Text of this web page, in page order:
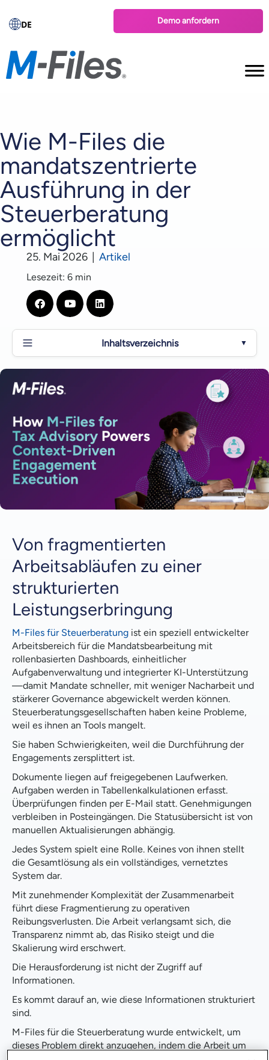
DE Demo anfordern
Wie M-Files die
mandatszentrierte
Ausführung in der
Steuerberatung
ermöglicht
25. Mai 2026 Artikel
Lesezeit: 6 min
Inhaltsverzeichnis ▼
Von fragmentierten Arbeitsabläufen zu einer
strukturierten Leistungserbringung
Ausführung von Engagements
Das Engagement als führendes System
Durch Arbeitselemente erhält die Ausführung
Struktur.
Rollenbasierte Erfahrungen, die die Arbeitsweise
Governance ohne Belastung
KI, die im Kontext der Interaktion arbeitet
Entwickelt zur Optimierung bestehender Systeme
Was sich in der Praxis ändert
Warum das jetzt wichtig ist
Die Quintessenz
Bereit, die Umsetzung von Engagements an einem
Ort zu sehen?
Von fragmentierten
Arbeitsabläufen zu einer
strukturierten
Leistungserbringung
M-Files für Steuerberatung ist ein speziell entwickelter
Arbeitsbereich für die Mandatsbearbeitung mit
rollenbasierten Dashboards, einheitlicher
Aufgabenverwaltung und integrierter KI-Unterstützung
—damit Mandate schneller, mit weniger Nacharbeit und
stärkerer Governance abgewickelt werden können.
Steuerberatungsgesellschaften haben keine Probleme,
weil es ihnen an Tools mangelt.
Sie haben Schwierigkeiten, weil die Durchführung der
Engagements zersplittert ist.
Dokumente liegen auf freigegebenen Laufwerken.
Aufgaben werden in Tabellenkalkulationen erfasst.
Überprüfungen finden per E-Mail statt. Genehmigungen
verbleiben in Posteingängen. Die Statusübersicht ist von
manuellen Aktualisierungen abhängig.
Jedes System spielt eine Rolle. Keines von ihnen stellt
die Gesamtlösung als ein vollständiges, vernetztes
System dar.
Mit zunehmender Komplexität der Zusammenarbeit
führt diese Fragmentierung zu operativen
Reibungsverlusten. Die Arbeit verlangsamt sich, die
Transparenz nimmt ab, das Risiko steigt und die
Skalierung wird erschwert.
Die Herausforderung ist nicht der Zugriff auf
Informationen.
Es kommt darauf an, wie diese Informationen strukturiert
sind.
M-Files für die Steuerberatung wurde entwickelt, um
dieses Problem direkt anzugehen, indem die Arbeit um